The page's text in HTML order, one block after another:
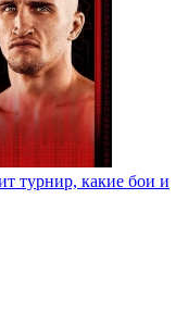
турнир, какие бои и